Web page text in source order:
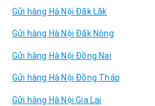
Gửi hàng Hà Nội Đăk Lăk
Gửi hàng Hà Nội Đăk Nông
Gửi hàng Hà Nội Đồng Nai
Gửi hàng Hà Nội Đồng Tháp
Gửi hàng Hà Nội Gia Lai